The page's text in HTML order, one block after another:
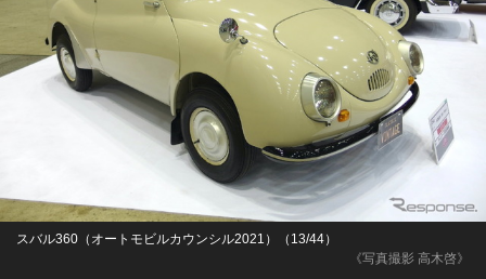
《写真撮影 高木啓》
スバル360（オートモビルカウンシル2021）（13/44）